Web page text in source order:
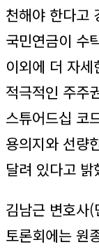
천해야 한다고
국민연금이 수
이외에 더 자
적극적인 주주
스튜어드십 코
용의지와 선량
달려 있다고 밝
김남근 변호사
토론회에는 원